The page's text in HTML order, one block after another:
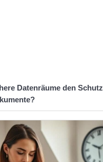
Datenräume den Schutz